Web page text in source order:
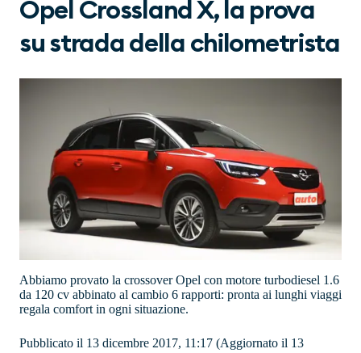
Opel Crossland X, la prova
su strada della chilometrista
Abbiamo provato la crossover Opel con motore turbodiesel 1.6
da 120 cv abbinato al cambio 6 rapporti: pronta ai lunghi viaggi
regala comfort in ogni situazione.
Pubblicato il 13 dicembre 2017, 11:17 (Aggiornato il 13